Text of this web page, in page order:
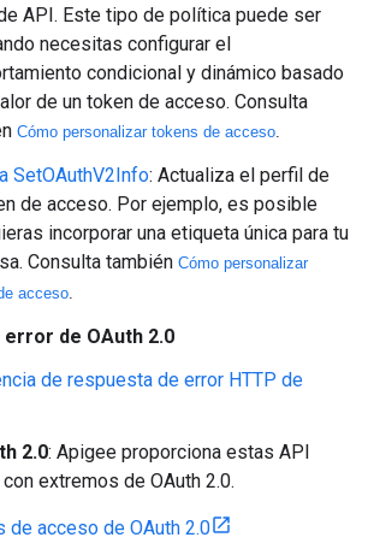
API. Este tipo de política puede ser
necesitas configurar el
condicional y dinámico basado
de un token de acceso. Consulta
Cómo personalizar tokens de acceso.
SetOAuthV2Info: Actualiza el perfil de
de acceso. Por ejemplo, es posible
incorporar una etiqueta única para tu
Consulta también Cómo personalizar
acceso.
error de OAuth 2.0
de respuesta de error HTTP de
2.0: Apigee proporciona estas API
extremos de OAuth 2.0.
de acceso de OAuth 2.0